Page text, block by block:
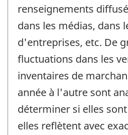
renseignements
dans les médias, dans
d'entreprises, etc. De
fluctuations dans les
inventaires de
année à l'autre sont
déterminer si elles
elles reflètent avec